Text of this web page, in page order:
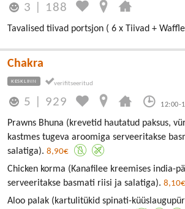
3 188
Tavalised tiivad portsjon ( 6 x Tiivad +
Chakra
KESKLINN
5 929 12:00-
Prawns Bhuna (krevetid hautatud paksus,
kastmes tugeva aroomiga serveeritakse
salatiga). 8,90€
Chicken korma (Kanafilee kreemises india-
serveeritakse basmati riisi ja salatiga). 8,10€
Aloo palak (kartulitükid spinati-